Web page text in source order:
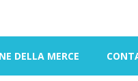
DELLA MERCE